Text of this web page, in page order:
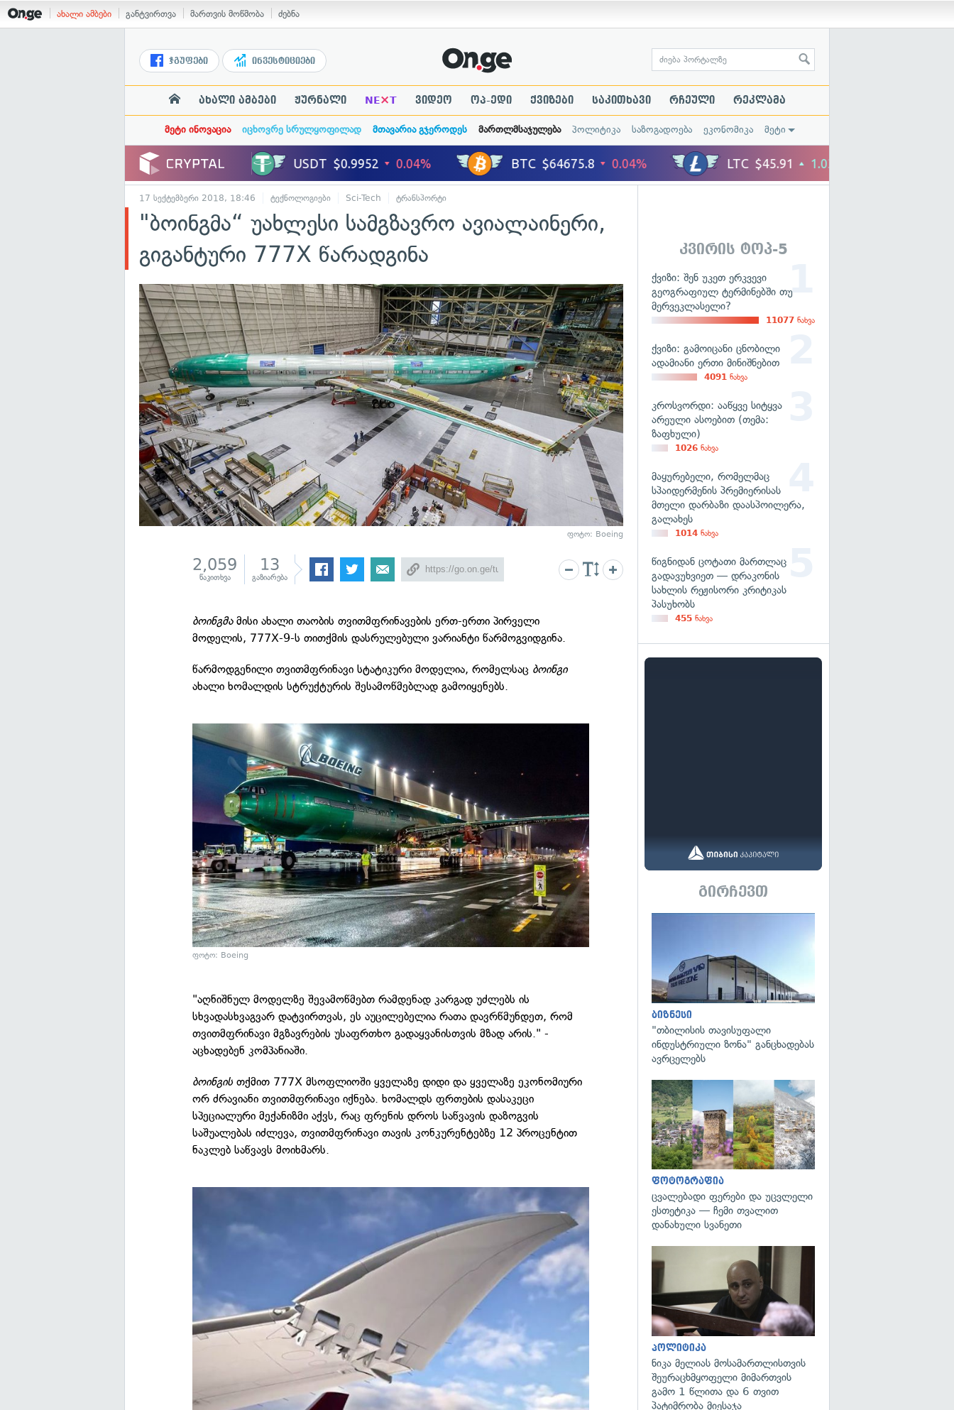
ახალი ამბები განტვირთვა მართვის მოწმობა ძებნა
ჯგუფები ინვესტიციები
ახალი ამბები ჟურნალი NE×T ვიდეო ოპ-ედი ქვიზები საკითხავი რჩეული რეკლამა
მეტი ინოვაცია იცხოვრე სრულყოფილად მთავარია გჯეროდეს მართლმსაჯულება პოლიტიკა საზოგადოება ეკონომიკა მეტი
17 სექტემბერი 2018, 18:46 ტექნოლოგიები Sci-Tech ტრანსპორტი
"ბოინგმა“ უახლესი სამგზავრო ავიალაინერი,
გიგანტური 777X წარადგინა
ფოტო: Boeing
2,059
წაკითხვა
13
გაზიარება
ბოინგმამისი ახალი თაობის თვითმფრინავების ერთ-ერთი პირველი
მოდელის, 777X-9-ს თითქმის დასრულებული ვარიანტი წარმოგვიდგინა.
წარმოდგენილი თვითმფრინავი სტატიკური მოდელია, რომელსაც ბოინგი
ახალი ხომალდის სტრუქტურის შესამოწმებლად გამოიყენებს.
ფოტო: Boeing
"აღნიშნულ მოდელზე შევამოწმებთ რამდენად კარგად უძლებს ის
სხვადასხვაგვარ დატვირთვას, ეს აუცილებელია რათა დავრწმუნდეთ, რომ
თვითმფრინავი მგზავრების უსაფრთხო გადაყვანისთვის მზად არის." -
აცხადებენ კომპანიაში.
ბოინგისთქმით 777X მსოფლიოში ყველაზე დიდი და ყველაზე ეკონომიური
ორ ძრავიანი თვითმფრინავი იქნება. ხომალდს ფრთების დასაკეცი
სპეციალური მექანიზმი აქვს, რაც ფრენის დროს საწვავის დაზოგვის
საშუალებას იძლევა, თვითმფრინავი თავის კონკურენტებზე 12 პროცენტით
ნაკლებ საწვავს მოიხმარს.
კვირის ტოპ-5
ქვიზი: შენ უკეთ ერკვევი
გეოგრაფიულ ტერმინებში თუ
მერვეკლასელი?
11077 ნახვა
ქვიზი: გამოიცანი ცნობილი
ადამიანი ერთი მინიშნებით
4091 ნახვა
კროსვორდი: ააწყვე სიტყვა
არეული ასოებით (თემა:
ზაფხული)
1026 ნახვა
მაყურებელი, რომელმაც
სპაიდერმენის პრემიერისას
მთელი დარბაზი დაასპოილერა,
გალახეს
1014 ნახვა
წიგნიდან ცოტათი მართლაც
გადავუხვიეთ — დრაკონის
სახლის რეჟისორი კრიტიკას
პასუხობს
455 ნახვა
გირჩევთ
ბიზნესი
"თბილისის თავისუფალი
ინდუსტრიული ზონა" განცხადებას
ავრცელებს
ფოტოგრაფია
ცვალებადი ფერები და უცვლელი
ესთეტიკა — ჩემი თვალით
დანახული სვანეთი
პოლიტიკა
ნიკა მელიას მოსამართლისთვის
შეურაცხმყოფელი მიმართვის
გამო 1 წლითა და 6 თვით
პატიმრობა მიესაჯა